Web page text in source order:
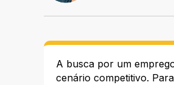
A busca por um
cenário competitivo.